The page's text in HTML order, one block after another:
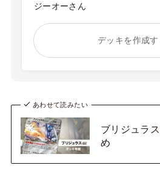
ジーオーさん
デッキを作成す
あわせて読みたい
ブリジュラ
め